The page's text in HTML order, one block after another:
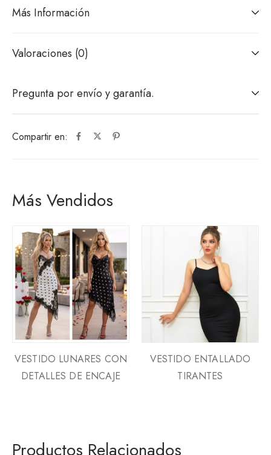
Compartir en:
Más Información
Valoraciones (0)
Pregunta por envío y garantía.
Más Vendidos
VESTIDO LUNARES CON
DETALLES DE ENCAJE
VESTIDO ENTALLADO
TIRANTES
Productos Relacionados